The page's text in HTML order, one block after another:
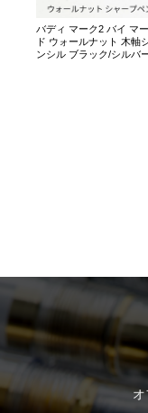
バディ マーク2 バイ マ
ド ウォールナット 木軸
ンシル ブラック/シルバ
オ